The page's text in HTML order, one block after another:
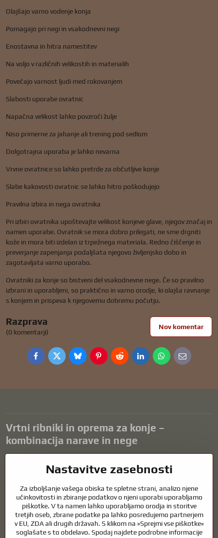
Olajšajo varno vodenje konja
Pomagajo pri negi in vsakodnevni negi
Enostavna in hitra namestitev
Na voljo v različnih velikostih in materialih
Povečajo varnost ljudi med rokovanjem
Slabosti uporabe ovratnic
Napačna velikost lahko povzroči žulje
Niso primerne za jahanje ali trening pod sedlom
Dolgotrajna uporaba je lahko nevarna
Vrvne ovratnice so lahko pretrde za občutljive konje
Slabe kakovosti ovratnic se lahko hitro poškodujejo
Pravilna izbira in nega ovratnika
Pri izbiri ovratnika upoštevajte velikost konjeve glave, njegov značaj in
namen uporabe. Ovratnik se mora dobro prilegati, ne sme drgniti
kože in mora biti izdelan iz trpežnega materiala. Redno čiščenje in
preverjanje zapenjanja podaljšata njegovo življenjsko dobo in
zagotavljata varno uporabo.
Ovratniki za konje so bistveni del vsakodnevne nege. Če so pravilno
izbrani in uporabljeni, so praktično in varno orodje, ki olajša ravnanje
s konjem in prispeva k njegovemu dobremu počutju.
Razprava
(0 komentarji)
Nov komentar
FacebookTwitterBlueskyPinterestRedditLinkedInWhatsApp
E-
mail
Vrtni ribniki in oprema za konje –
kombinacija narave in nege
harmonično okolje za sprostitev in življenje vodnih živali. Pravilna
čisto vodo in zdrav ribnik skozi vse leto. Enako pomembna je skrb za
živali, ki so del našega življenja.
Konji potrebujejo kakovostno jahalno opremo, pravilno prehrano in
odgovorno nego, da so zdravi, močni in zadovoljni. Ne glede na to, ali
gre za opremo za jahače, rejce ali ljubitelje narave, je cilj ustvariti
Nastavitve zasebnosti
Za izboljšanje vašega obiska te spletne strani, analizo njene
učinkovitosti in zbiranje podatkov o njeni uporabi uporabljamo
piškotke. V ta namen lahko uporabljamo orodja in storitve
tretjih oseb, zbrane podatke pa lahko posredujemo partnerjem
v EU, ZDA ali drugih državah. S klikom na »Sprejmi vse piškotke«
soglašate s to obdelavo. Spodaj najdete podrobne informacije